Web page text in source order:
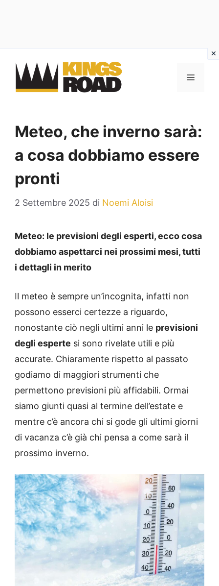
contenuto
MENU
Meteo, che inverno sarà:
a cosa dobbiamo essere
pronti
2 Settembre 2025 di Noemi Aloisi
Meteo: le previsioni degli esperti, ecco cosa
dobbiamo aspettarci nei prossimi mesi, tutti
i dettagli in merito
Il meteo è sempre un’incognita, infatti non
possono esserci certezze a riguardo,
nonostante ciò negli ultimi anni le previsioni
degli esperte si sono rivelate utili e più
accurate. Chiaramente rispetto al passato
godiamo di maggiori strumenti che
permettono previsioni più affidabili. Ormai
siamo giunti quasi al termine dell’estate e
mentre c’è ancora chi si gode gli ultimi giorni
di vacanza c’è già chi pensa a come sarà il
prossimo inverno.